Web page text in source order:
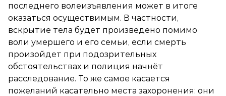
последнего волеизъявления может в итоге
оказаться осуществимым. В частности,
вскрытие тела будет произведено помимо
воли умершего и его семьи, если смерть
произойдет при подозрительных
обстоятельствах и полиция начнёт
расследование. То же самое касается
пожеланий касательно места захоронения: они